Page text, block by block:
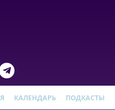
КАЛЕНДАРЬ ПОДКАСТЫ